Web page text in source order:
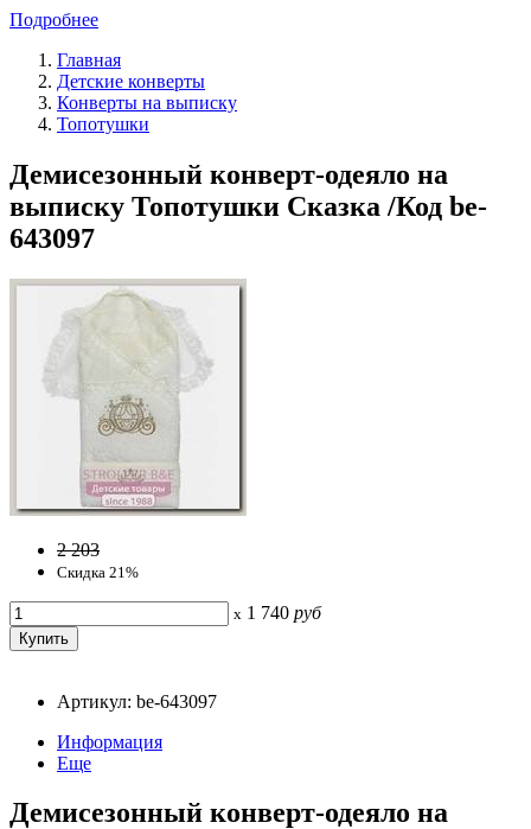
Подробнее
Главная
Детские конверты
Конверты на выписку
Топотушки
Демисезонный конверт-одеяло на
выписку Топотушки Сказка /Код be-
643097
2 203
Скидка 21%
x 1 740 руб
Артикул: be-643097
Информация
Еще
Демисезонный конверт-одеяло на